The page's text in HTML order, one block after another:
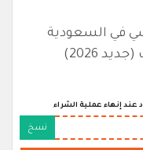
في السعودية
2026)
عند إنهاء عملية الشراء
نسخ